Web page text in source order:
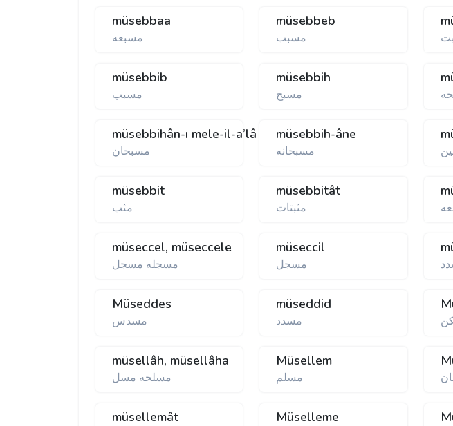
müsebbaa
مسبعه
müsebbeb
مسبب
müsebbib
مسبب
müsebbih
مسبح
müsebbihân-ı mele-il-a’lâ
مسبحان
müsebbih-âne
مسبحانه
müsebbit
مثب
müsebbitât
مثبتات
müseccel, müseccele
مسجله مسجل
müseccil
مسجل
Müseddes
مسدس
müseddid
مسدد
müsellâh, müsellâha
مسلحه مسل
Müsellem
مسلم
müsellemât Müselleme